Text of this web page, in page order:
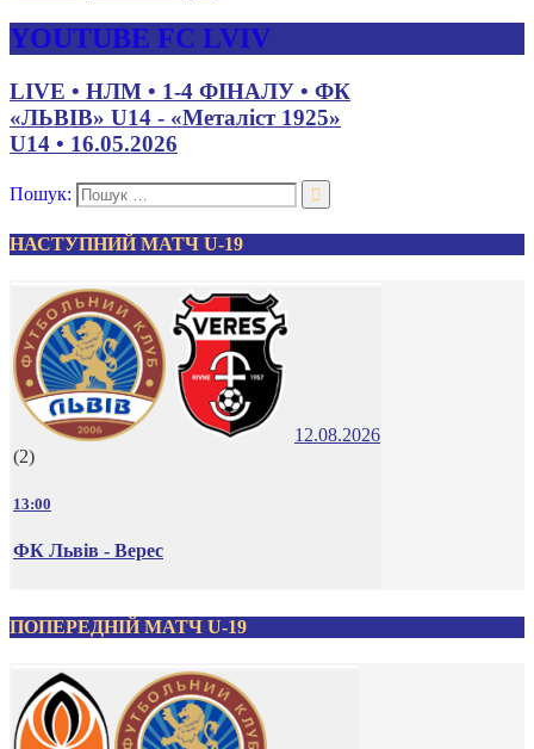
YOUTUBE FC LVIV
LIVE • НЛМ • 1-4 ФІНАЛУ • ФК
«ЛЬВІВ» U14 - «Металіст 1925»
U14 • 16.05.2026
Пошук:
НАСТУПНИЙ МАТЧ U-19
12.08.2026
(2)
13:00
ФК Львів - Верес
ПОПЕРЕДНІЙ МАТЧ U-19